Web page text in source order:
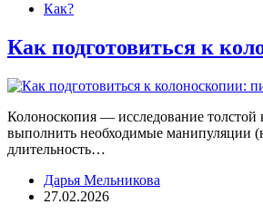
Как?
Как подготовиться к
Колоноскопия — исследование толстой
выполнить необходимые манипуляции
длительность…
Дарья Мельникова
27.02.2026